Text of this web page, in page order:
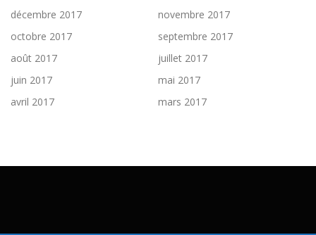
décembre 2017
novembre 2017
octobre 2017
septembre 2017
août 2017
juillet 2017
juin 2017
mai 2017
avril 2017
mars 2017